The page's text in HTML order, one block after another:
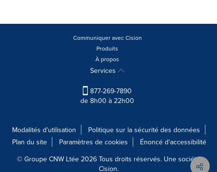
Communiquer avec Cision
Produits
À propos
Services
877-269-7890
de 8h00 à 22h00
Modalités d'utilisation
Politique sur la sécurité des données
Plan du site
Paramètres de cookies
Énoncé d'accessibilité
© Groupe CNW Ltée 2026 Tous droits réservés. Une société
Cision.